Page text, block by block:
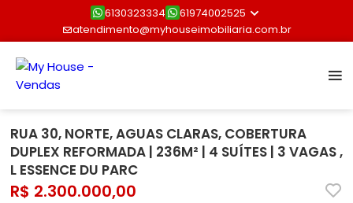
6130323334
61974002525
atendimento@myhouseimobiliaria.com.br
RUA 30, NORTE, AGUAS CLARAS, COBERTURA
DUPLEX REFORMADA | 236M² | 4 SUÍTES | 3 VAGAS ,
L ESSENCE DU PARC
R$ 2.300.000,00